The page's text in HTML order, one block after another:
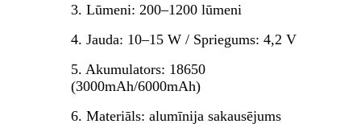
3. Lūmeni: 200–1200 lūmeni
4. Jauda: 10–15 W / Spriegums: 4,2 V
5. Akumulators: 18650
(3000mAh/6000mAh)
6. Materiāls: alumīnija sakausējums